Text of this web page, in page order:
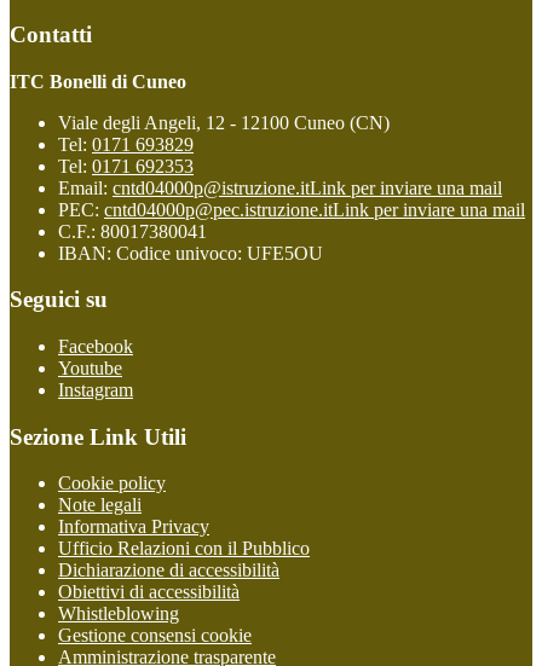
Contatti
ITC Bonelli di Cuneo
Viale degli Angeli, 12 - 12100 Cuneo (CN)
Tel: 0171 693829
Tel: 0171 692353
Email: cntd04000p@istruzione.itLink per inviare una mail
PEC: cntd04000p@pec.istruzione.itLink per inviare una mail
C.F.: 80017380041
IBAN: Codice univoco: UFE5OU
Seguici su
Facebook
Youtube
Instagram
Sezione Link Utili
Cookie policy
Note legali
Informativa Privacy
Ufficio Relazioni con il Pubblico
Dichiarazione di accessibilità
Obiettivi di accessibilità
Whistleblowing
Gestione consensi cookie
Amministrazione trasparente